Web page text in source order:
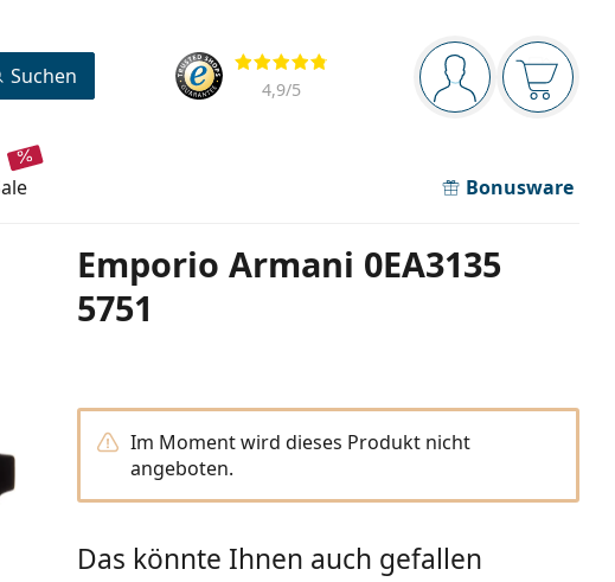
Navigationsleiste
Sie sind Der
Bewertung
4,9/5
Suchen
sale Bonusware
Emporio Armani 0EA3135
5751
Im Moment wird dieses Produkt nicht
angeboten.
Das könnte Ihnen auch gefallen